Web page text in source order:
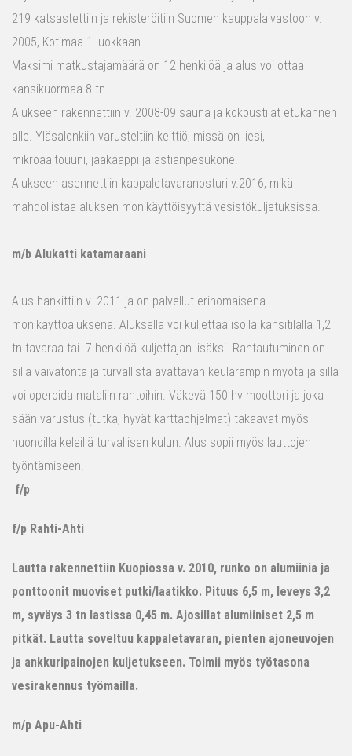
219 katsastettiin ja rekisteröitiin Suomen kauppalaivastoon v.
2005, Kotimaa 1-luokkaan.
Maksimi matkustajamäärä on 12 henkilöä ja alus voi ottaa
kansikuormaa 8 tn.
Alukseen rakennettiin v. 2008-09 sauna ja kokoustilat etukannen
alle. Yläsalonkiin varusteltiin keittiö, missä on liesi,
mikroaaltouuni, jääkaappi ja astianpesukone.
Alukseen asennettiin kappaletavaranosturi v.2016, mikä
mahdollistaa aluksen monikäyttöisyyttä vesistökuljetuksissa.
m/b Alukatti katamaraani
Alus hankittiin v. 2011 ja on palvellut erinomaisena
monikäyttöaluksena. Aluksella voi kuljettaa isolla kansitilalla 1,2
tn tavaraa tai 7 henkilöä kuljettajan lisäksi. Rantautuminen on
sillä vaivatonta ja turvallista avattavan keularampin myötä ja sillä
voi operoida mataliin rantoihin. Väkevä 150 hv moottori ja joka
sään varustus (tutka, hyvät karttaohjelmat) takaavat myös
huonoilla keleillä turvallisen kulun. Alus sopii myös lauttojen
työntämiseen.
f/p
f/p Rahti-Ahti
Lautta rakennettiin Kuopiossa v. 2010, runko on alumiinia ja
ponttoonit muoviset putki/laatikko. Pituus 6,5 m, leveys 3,2
m, syväys 3 tn lastissa 0,45 m. Ajosillat alumiiniset 2,5 m
pitkät. Lautta soveltuu kappaletavaran, pienten ajoneuvojen
ja ankkuripainojen kuljetukseen. Toimii myös työtasona
vesirakennus työmailla.
m/p Apu-Ahti